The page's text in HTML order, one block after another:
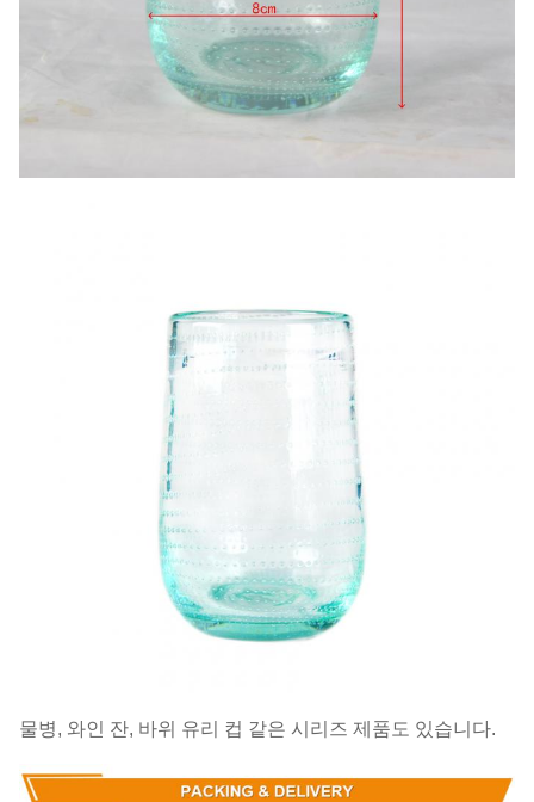
물병, 와인 잔, 바위 유리 컵 같은 시리즈 제품도 있습니다.